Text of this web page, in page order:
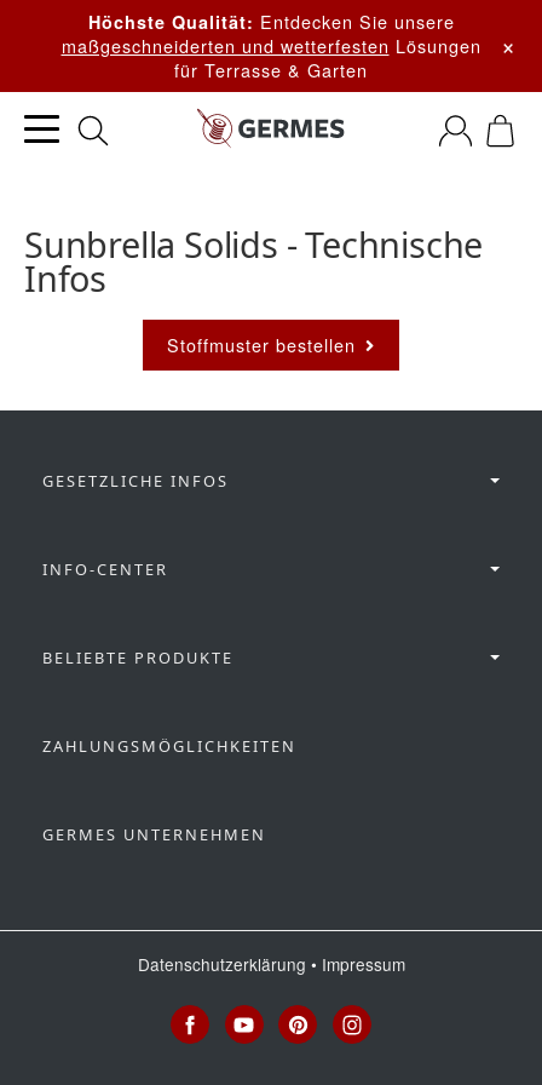
Höchste Qualität: Entdecken Sie unsere
maßgeschneiderten und wetterfesten Lösungen
für Terrasse & Garten
×
Sunbrella Solids - Technische
Infos
Stoffmuster bestellen
GESETZLICHE INFOS
INFO-CENTER
BELIEBTE PRODUKTE
ZAHLUNGSMÖGLICHKEITEN
GERMES UNTERNEHMEN
Datenschutzerklärung • Impressum